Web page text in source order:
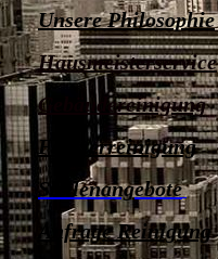
Unsere Philosophie
Hausmeisterservice
Gebäudereinigung
Fensterreinigung
Stellenangebote
Anfrage Reinigung